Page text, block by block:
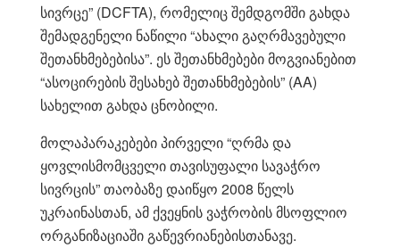
სივრცე” (DCFTA), რომელიც შემდგომში გახდა
შემადგენელი ნაწილი “ახალი გაღრმავებული
შეთანხმებებისა”. ეს შეთანხმებები მოგვიანებით
“ასოცირების შესახებ შეთანხმებების” (AA)
სახელით გახდა ცნობილი.
მოლაპარაკებები პირველი “ღრმა და
ყოვლისმომცველი თავისუფალი სავაჭრო
სივრცის” თაობაზე დაიწყო 2008 წელს
უკრაინასთან, ამ ქვეყნის ვაჭრობის მსოფლიო
ორგანიზაციაში გაწევრიანებისთანავე.